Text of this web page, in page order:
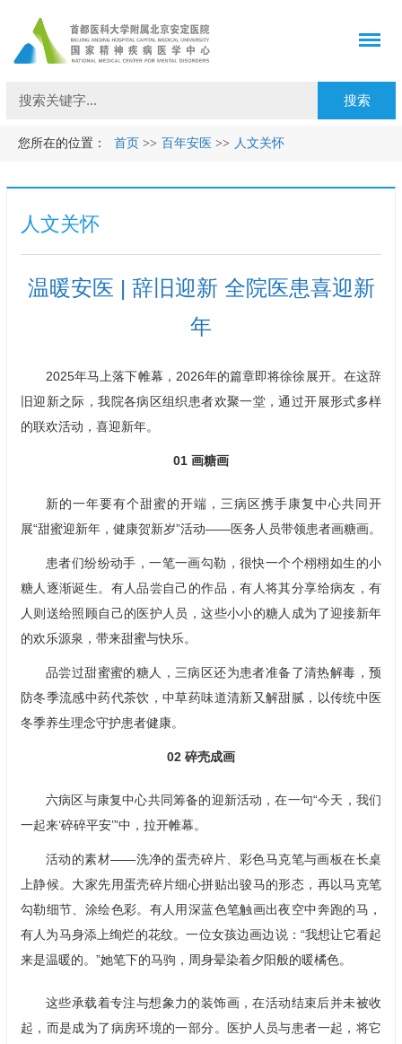
您所在的位置： 首页 >> 百年安医 >> 人文关怀
人文关怀
温暖安医 | 辞旧迎新 全院医患喜迎新
年
2025年马上落下帷幕，2026年的篇章即将徐徐展开。在这辞
旧迎新之际，我院各病区组织患者欢聚一堂，通过开展形式多样
的联欢活动，喜迎新年。
01 画糖画
新的一年要有个甜蜜的开端，三病区携手康复中心共同开
展“甜蜜迎新年，健康贺新岁”活动——医务人员带领患者画糖画。
患者们纷纷动手，一笔一画勾勒，很快一个个栩栩如生的小
糖人逐渐诞生。有人品尝自己的作品，有人将其分享给病友，有
人则送给照顾自己的医护人员，这些小小的糖人成为了迎接新年
的欢乐源泉，带来甜蜜与快乐。
品尝过甜蜜蜜的糖人，三病区还为患者准备了清热解毒，预
防冬季流感中药代茶饮，中草药味道清新又解甜腻，以传统中医
冬季养生理念守护患者健康。
02 碎壳成画
六病区与康复中心共同筹备的迎新活动，在一句“今天，我们
一起来‘碎碎平安’”中，拉开帷幕。
活动的素材——洗净的蛋壳碎片、彩色马克笔与画板在长桌
上静候。大家先用蛋壳碎片细心拼贴出骏马的形态，再以马克笔
勾勒细节、涂绘色彩。有人用深蓝色笔触画出夜空中奔跑的马，
有人为马身添上绚烂的花纹。一位女孩边画边说：“我想让它看起
来是温暖的。”她笔下的马驹，周身晕染着夕阳般的暖橘色。
这些承载着专注与想象力的装饰画，在活动结束后并未被收
起，而是成为了病房环境的一部分。医护人员与患者一起，将它